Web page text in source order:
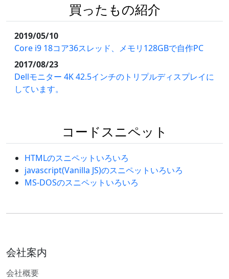
買ったもの紹介
2019/05/10
Core i9 18コア36スレッド、メモリ128GBで自作PC
2017/08/23
Dellモニター 4K 42.5インチのトリプルディスプレイに
しています。
コードスニペット
HTMLのスニペットいろいろ
javascript(Vanilla JS)のスニペットいろいろ
MS-DOSのスニペットいろいろ
会社案内
会社概要